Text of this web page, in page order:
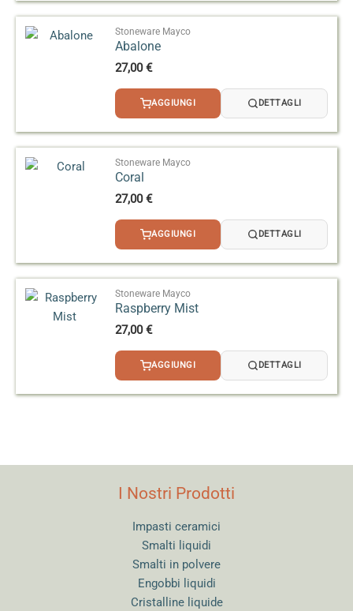
Stoneware Mayco
Abalone
27,00€
AGGIUNGI DETTAGLI
Stoneware Mayco
Coral
27,00€
AGGIUNGI DETTAGLI
Stoneware Mayco
Raspberry Mist
27,00€
AGGIUNGI DETTAGLI
I Nostri Prodotti
Impasti ceramici
Smalti liquidi
Smalti in polvere
Engobbi liquidi
Cristalline liquide